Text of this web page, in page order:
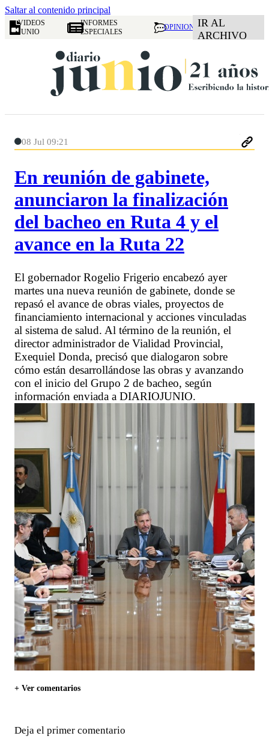
Saltar al contenido principal
VIDEOS
JUNIO
INFORMES
ESPECIALES
OPINION IR AL
ARCHIVO
08 Jul 09:21
En reunión de gabinete,
anunciaron la finalización
del bacheo en Ruta 4 y el
avance en la Ruta 22
El gobernador Rogelio Frigerio encabezó ayer
martes una nueva reunión de gabinete, donde se
repasó el avance de obras viales, proyectos de
financiamiento internacional y acciones vinculadas
al sistema de salud. Al término de la reunión, el
director administrador de Vialidad Provincial,
Exequiel Donda, precisó que dialogaron sobre
cómo están desarrollándose las obras y avanzando
con el inicio del Grupo 2 de bacheo, según
información enviada a DIARIOJUNIO.
+ Ver comentarios
Deja el primer comentario